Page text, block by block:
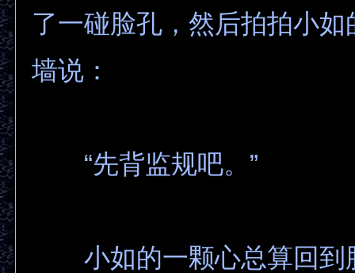
了一碰脸孔，然后拍拍小如
墙说：
“先背监规吧。”
小如的一颗心总算回到